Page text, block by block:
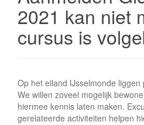
2021 kan niet
cursus is
Op het eiland IJsselmonde
We willen zoveel mogelijk
hiermee kennis laten maken.
gerelateerde activiteiten helpen